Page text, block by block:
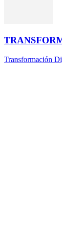
Transformación